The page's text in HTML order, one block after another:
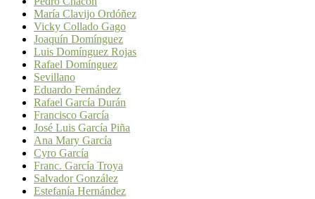
María Clavijo Ordóñez
Vicky Collado Gago
Joaquín Domínguez
Luis Domínguez Rojas
Rafael Domínguez
Sevillano
Eduardo Fernández
Rafael García Durán
Francisco García
José Luis García Piña
Ana Mary García
Cyro García
Franc. García Troya
Salvador González
Estefanía Hernández